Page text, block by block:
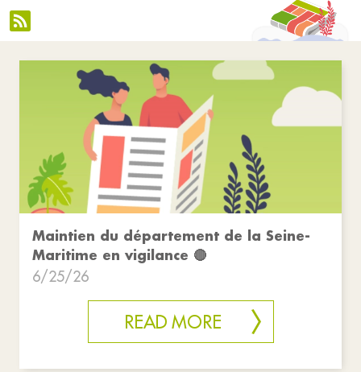
Maintien du département de la Seine-
Maritime en vigilance 🔴
6/25/26
READ MORE